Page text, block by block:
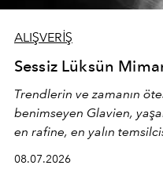
ALIŞVERİŞ
Sessiz Lüksün
Trendlerin ve zamanın
benimseyen Glavien,
en rafine, en yalın
08.07.2026